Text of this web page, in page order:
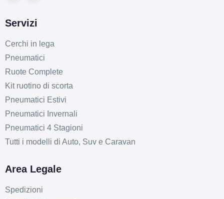
Servizi
Cerchi in lega
Pneumatici
Ruote Complete
Kit ruotino di scorta
Pneumatici Estivi
Pneumatici Invernali
Pneumatici 4 Stagioni
Tutti i modelli di Auto, Suv e Caravan
Area Legale
Spedizioni